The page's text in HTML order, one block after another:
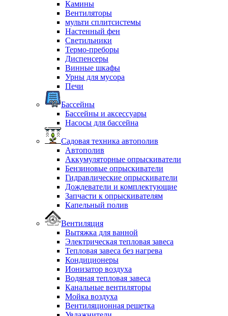
Камины
Вентиляторы
мульти сплитсистемы
Настенный фен
Светильники
Термо-преборы
Диспенсеры
Винные шкафы
Урны для мусора
Печи
Бассейны
Бассейны и аксессуары
Насосы для бассейна
Садовая техника автополив
Автополив
Аккумуляторные опрыскиватели
Бензиновые опрыскиватели
Гидравлические опрыскиватели
Дождеватели и комплектующие
Запчасти к опрыскивателям
Капельный полив
Вентиляция
Вытяжка для ванной
Электрическая тепловая завеса
Тепловая завеса без нагрева
Кондиционеры
Ионизатор воздуха
Водяная тепловая завеса
Канальные вентиляторы
Мойка воздуха
Вентиляционная решетка